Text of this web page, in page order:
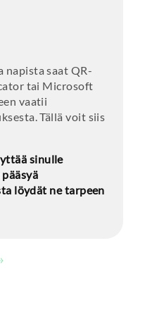
saat QR-
tai Microsoft
vaatii
Tällä voit siis
sinulle
löydät ne tarpeen